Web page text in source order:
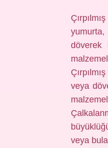
döverek
veya
veya